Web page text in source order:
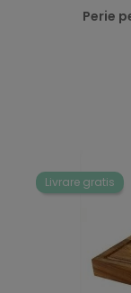
Perie
Livrare gratis